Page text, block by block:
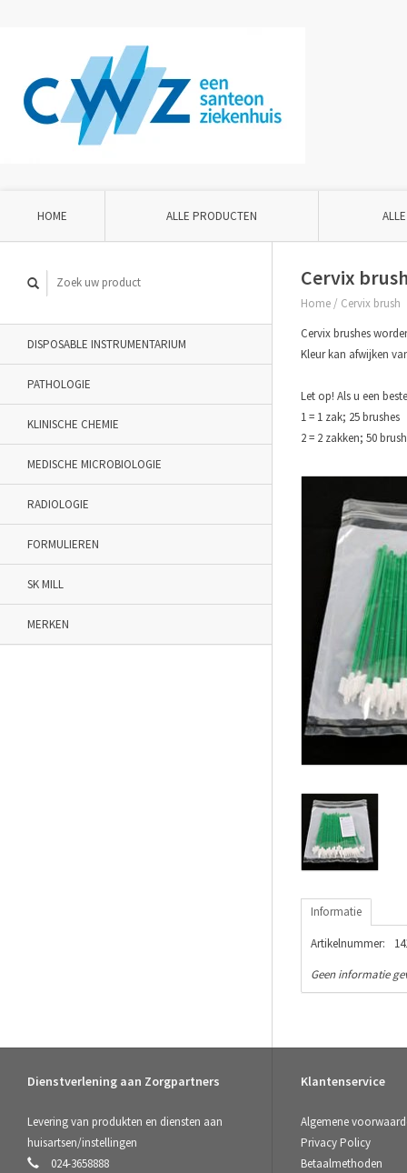
HOME ALLE PRODUCTEN
DISPOSABLE INSTRUMENTARIUM
PATHOLOGIE
KLINISCHE CHEMIE
MEDISCHE MICROBIOLOGIE
RADIOLOGIE
FORMULIEREN
SK MILL
MERKEN
Cervix
Home / Cervix brush
Cervix brushes
Kleur kan afwijken
Let op! Als u een
1 = 1 zak; 25 brushes
2 = 2 zakken; 50
Informatie
Artikelnummer:
Geen informatie
Dienstverlening aan Zorgpartners
Levering van produkten en diensten aan
huisartsen/instellingen
024-3658888
Klantenservice
Algemene
Privacy Policy
Betaalmethoden